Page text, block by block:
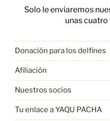
Solo le enviaremos
unas cuatro
Donación para los delfines
Afiliación
Nuestros socios
Tu enlace a YAQU PACHA